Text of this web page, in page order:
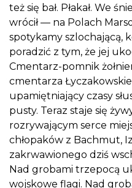
też się bał. Płakał. We
wrócił — na Polach
spotykamy szlochającą,
poradzić z tym, że jej
Cmentarz-pomnik
cmentarza
upamiętniający czasy
pusty. Teraz staje się
rozrywającym serce
chłopaków z Bachmut,
zakrwawionego dziś
Nad grobami trzepocą
wojskowe flagi. Nad